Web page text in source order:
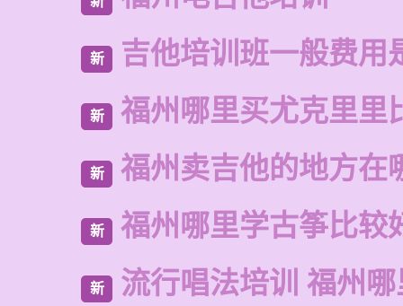
新 吉他培训班一般费用
新 福州哪里买尤克里里
新 福州卖吉他的地方在
新 福州哪里学古筝比较
新 流行唱法培训 福州